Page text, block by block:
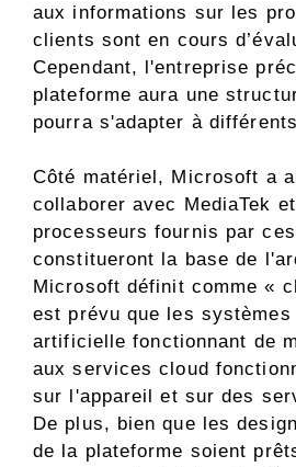
aux informations sur les
clients sont en cours
Cependant, l'entreprise
plateforme aura une
pourra s'adapter à
Côté matériel, Microsoft a
collaborer avec MediaTek
processeurs fournis par
constitueront la base de
Microsoft définit comme «
est prévu que les
artificielle fonctionnant de
aux services cloud
sur l'appareil et sur des
De plus, bien que les
de la plateforme soient